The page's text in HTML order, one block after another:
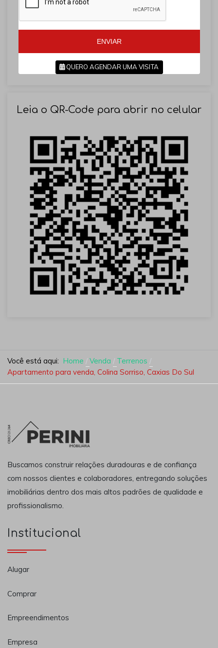
5
5
ENVIAR
QUERO AGENDAR UMA VISITA
Leia o QR-Code para abrir no celular
Você está aqui: Home Venda
Terrenos
Apartamento para venda, Colina Sorriso, Caxias Do Sul
Buscamos construir relações duradouras e de confiança
com nossos clientes e colaboradores, entregando soluções
imobiliárias dentro dos mais altos padrões de qualidade e
profissionalismo.
Institucional
Alugar
Comprar
Empreendimentos
Empresa